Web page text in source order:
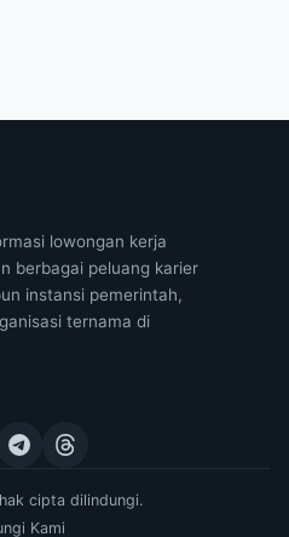
lowongan kerja
berbagai peluang karier
instansi pemerintah,
ternama di
cipta dilindungi.
Kami